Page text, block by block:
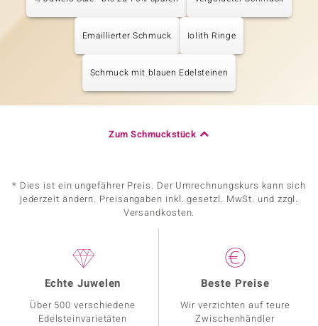
Emaillierter Schmuck Iolith Ringe
Schmuck mit blauen Edelsteinen
Zum Schmuckstück
* Dies ist ein ungefährer Preis. Der Umrechnungskurs kann sich
jederzeit ändern. Preisangaben inkl. gesetzl. MwSt. und zzgl.
Versandkosten.
Echte Juwelen
Über 500 verschiedene
Edelsteinvarietäten
Beste Preise
Wir verzichten auf teure
Zwischenhändler